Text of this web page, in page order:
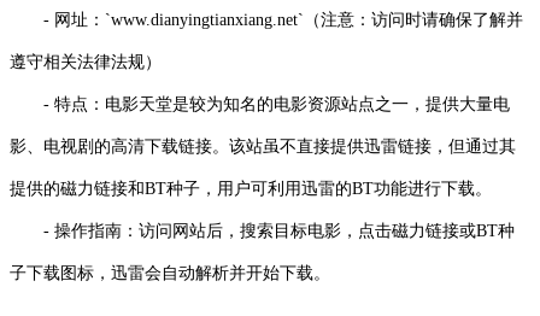
- 网址：`www.dianyingtianxiang.net`（注意：访问时请确保了解并
遵守相关法律法规）
- 特点：电影天堂是较为知名的电影资源站点之一，提供大量电
影、电视剧的高清下载链接。该站虽不直接提供迅雷链接，但通过其
提供的磁力链接和BT种子，用户可利用迅雷的BT功能进行下载。
- 操作指南：访问网站后，搜索目标电影，点击磁力链接或BT种
子下载图标，迅雷会自动解析并开始下载。